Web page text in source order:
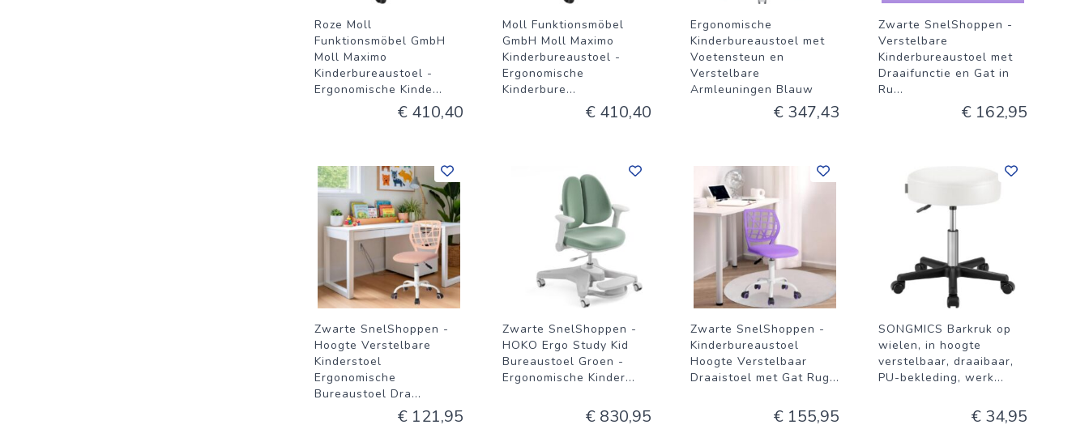
Roze Moll
Funktionsmöbel GmbH
Moll Maximo
Kinderbureaustoel -
Ergonomische Kinde...
€ 410,40
Moll Funktionsmöbel
GmbH Moll Maximo
Kinderbureaustoel -
Ergonomische
Kinderbure...
€ 410,40
Ergonomische
Kinderbureaustoel met
Voetensteun en
Verstelbare
Armleuningen Blauw
€ 347,43
Zwarte SnelShoppen -
Verstelbare
Kinderbureaustoel met
Draaifunctie en Gat in
Ru...
€ 162,95
Zwarte SnelShoppen -
Hoogte Verstelbare
Kinderstoel
Ergonomische
Bureaustoel Dra...
€ 121,95
Zwarte SnelShoppen -
HOKO Ergo Study Kid
Bureaustoel Groen -
Ergonomische Kinder...
€ 830,95
Zwarte SnelShoppen -
Kinderbureaustoel
Hoogte Verstelbaar
Draaistoel met Gat Rug...
€ 155,95
SONGMICS Barkruk op
wielen, in hoogte
verstelbaar, draaibaar,
PU-bekleding, werk...
€ 34,95